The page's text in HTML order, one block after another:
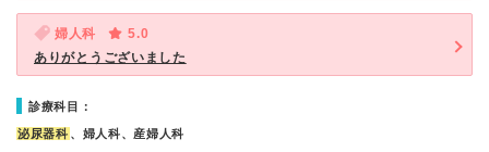
婦人科
5.0
ありがとうございました
診療科目：
泌尿器科 、婦人科、産婦人科